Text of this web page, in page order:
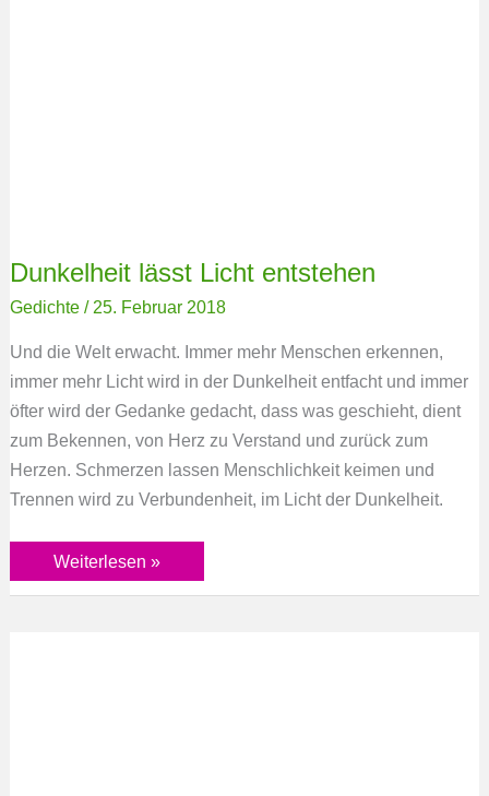
Dunkelheit lässt Licht entstehen
Gedichte/ 25. Februar 2018
Und die Welt erwacht. Immer mehr Menschen erkennen,
immer mehr Licht wird in der Dunkelheit entfacht und immer
öfter wird der Gedanke gedacht, dass was geschieht, dient
zum Bekennen, von Herz zu Verstand und zurück zum
Herzen. Schmerzen lassen Menschlichkeit keimen und
Trennen wird zu Verbundenheit, im Licht der Dunkelheit.
Weiterlesen »